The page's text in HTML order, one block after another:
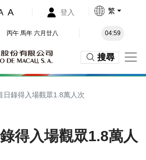
A 登入 繁
丙午 馬年 六月廿八 04:59
搜尋
日錄得入場觀眾1.8萬人次
得入場觀眾1.8萬人